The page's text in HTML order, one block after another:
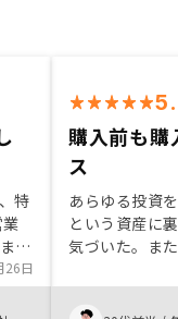
特
す
ン
26日
購入前も購
ス
あらゆる投資
という資産に
気づいた。ま
非検討した方
れば購入後も